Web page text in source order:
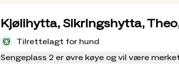
Kjølihytta, Sikringshytta,
Tilrettelagt for hund
Sengeplass 2 er øvre køye og vil være